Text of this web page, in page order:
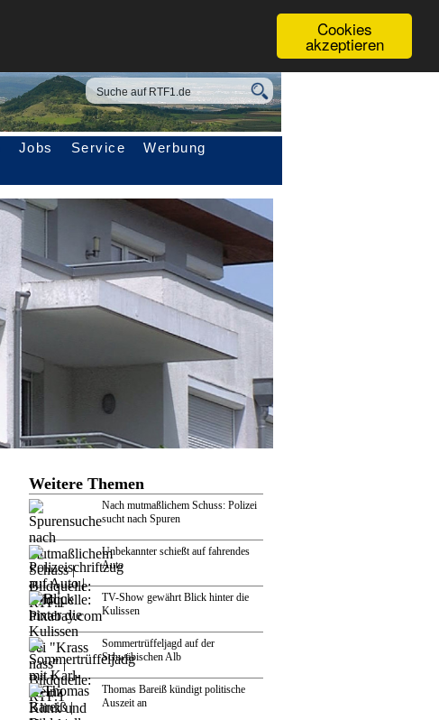
Cookies
akzeptieren
Jobs Service
Werbung
Weitere Themen
Nach mutmaßlichem Schuss: Polizei
sucht nach Spuren
Unbekannter schießt auf fahrendes
Auto
TV-Show gewährt Blick hinter die
Kulissen
Sommertrüffeljagd auf der
Schwäbischen Alb
Thomas Bareiß kündigt politische
Auszeit an